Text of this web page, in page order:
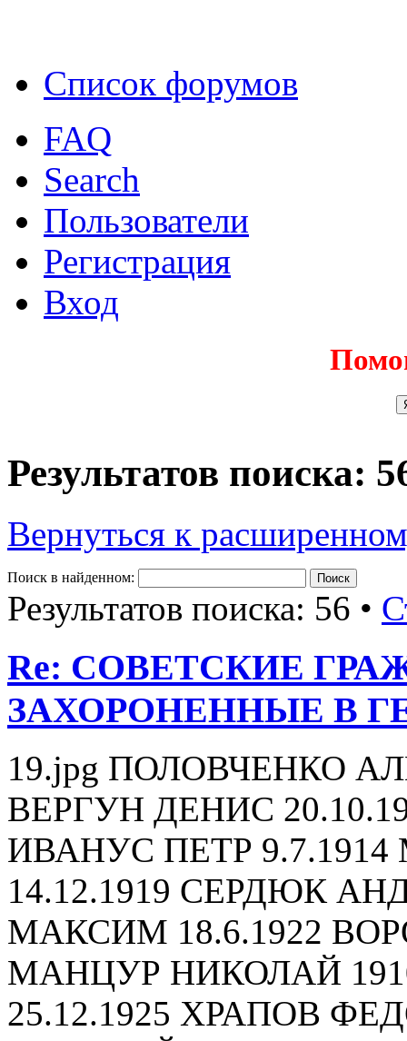
Список форумов
FAQ
Search
Пользователи
Регистрация
Вход
Результатов поиска:
Вернуться к
Поиск в найденном:
Результатов поиска: 56 •
Re: СОВЕТСКИЕ
ЗАХОРОНЕННЫЕ В
19.jpg ПОЛОВЧЕНКО
ВЕРГУН ДЕНИС
ИВАНУС ПЕТР
14.12.1919 СЕРДЮК
МАКСИМ 18.6.1922
МАНЦУР НИКОЛАЙ
25.12.1925 ХРАПОВ